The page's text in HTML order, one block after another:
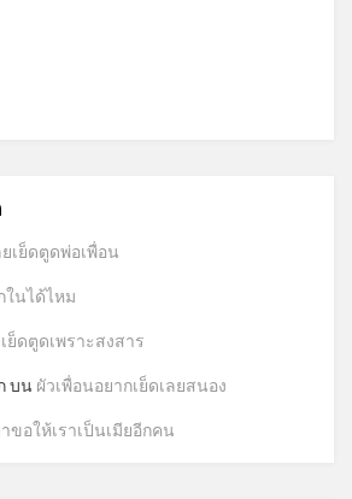
เย็ดตูดพ่อเพื่อน
นได้ไหม
ย็ดตูดเพราะสงสาร
บน ผัวเพื่อนอยากเย็ดเลยสนอง
ขอให้เราเป็นเมียอีกคน